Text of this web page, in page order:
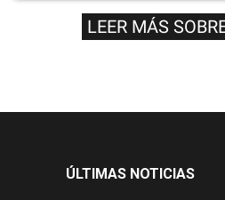
LEER MÁS
ÚLTIMAS NOTICIAS